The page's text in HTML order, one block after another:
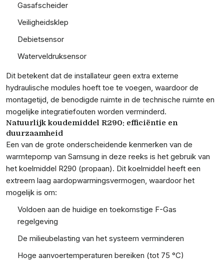
Gasafscheider
Veiligheidsklep
Debietsensor
Waterveldruksensor
Dit betekent dat de installateur geen extra externe
hydraulische modules hoeft toe te voegen, waardoor de
montagetijd, de benodigde ruimte in de technische ruimte en
mogelijke integratiefouten worden verminderd.
Natuurlijk koudemiddel R290: efficiëntie en
duurzaamheid
Een van de grote onderscheidende kenmerken van de
warmtepomp van Samsung in deze reeks is het gebruik van
het koelmiddel R290 (propaan). Dit koelmiddel heeft een
extreem laag aardopwarmingsvermogen, waardoor het
mogelijk is om:
Voldoen aan de huidige en toekomstige F-Gas
regelgeving
De milieubelasting van het systeem verminderen
Hoge aanvoertemperaturen bereiken (tot 75 °C)